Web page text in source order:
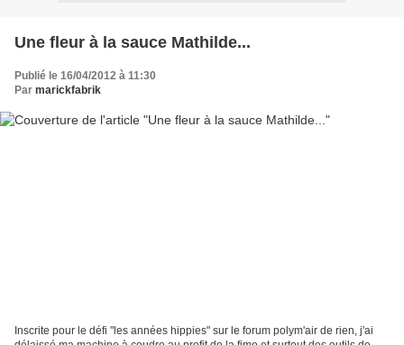
Une fleur à la sauce Mathilde...
Publié le 16/04/2012 à 11:30
Par marickfabrik
Inscrite pour le défi "les années hippies" sur le forum polym'air de rien, j'ai